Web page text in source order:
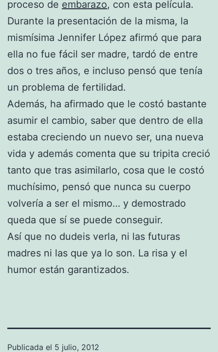
proceso de embarazo, con esta película.
Durante la presentación de la misma, la
mismísima Jennifer López afirmó que para
ella no fue fácil ser madre, tardó de entre
dos o tres años, e incluso pensó que tenía
un problema de fertilidad.
Además, ha afirmado que le costó bastante
asumir el cambio, saber que dentro de ella
estaba creciendo un nuevo ser, una nueva
vida y además comenta que su tripita creció
tanto que tras asimilarlo, cosa que le costó
muchísimo, pensó que nunca su cuerpo
volvería a ser el mismo… y demostrado
queda que sí se puede conseguir.
Así que no dudeis verla, ni las futuras
madres ni las que ya lo son. La risa y el
humor están garantizados.
Publicada el 5 julio, 2012